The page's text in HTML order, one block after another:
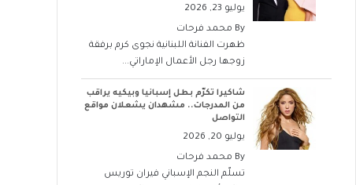
يوليو 23, 2026
By محمد فرحات
ظهرت الفنانة اللبنانية نجوى كرم برفقة
زوجها رجل الأعمال الإماراتي...
شاكيرا تكرّم بطل إسبانيا وبيكيه يراقب
من المدرجات.. مشهدان يشعلان مواقع
التواصل
يوليو 20, 2026
By محمد فرحات
تسلّم النجم الإسباني فيران توريس